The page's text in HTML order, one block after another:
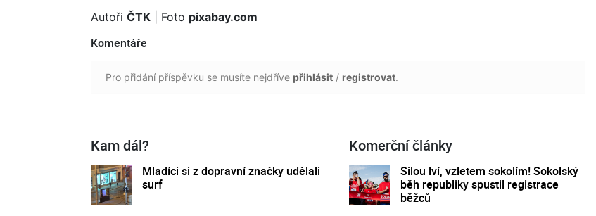
Autoři ČTK | Foto pixabay.com
Komentáře
Pro přidání příspěvku se musíte nejdříve přihlásit / registrovat.
Kam dál?
Mladíci si z dopravní značky udělali
surf
Komerční články
Silou lví, vzletem sokolím! Sokolský
běh republiky spustil registrace
běžců